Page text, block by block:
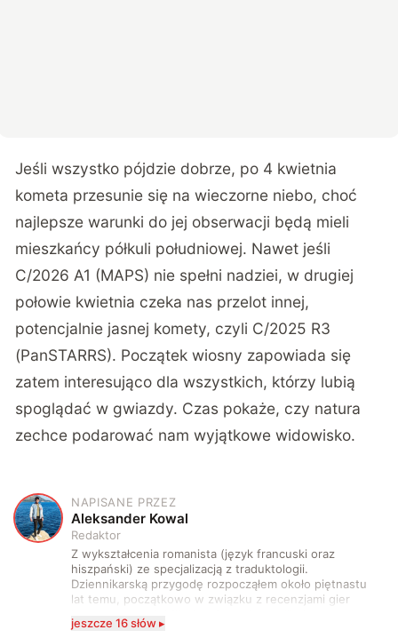
Jeśli wszystko pójdzie dobrze, po 4 kwietnia
kometa przesunie się na wieczorne niebo, choć
najlepsze warunki do jej obserwacji będą mieli
mieszkańcy półkuli południowej. Nawet jeśli
C/2026 A1 (MAPS) nie spełni nadziei, w drugiej
połowie kwietnia czeka nas przelot innej,
potencjalnie jasnej komety, czyli C/2025 R3
(PanSTARRS). Początek wiosny zapowiada się
zatem interesująco dla wszystkich, którzy lubią
spoglądać w gwiazdy. Czas pokaże, czy natura
zechce podarować nam wyjątkowe widowisko.
A
NAPISANE PRZEZ
Aleksander Kowal
Redaktor
Z wykształcenia romanista (język francuski oraz
hiszpański) ze specjalizacją z traduktologii.
Dziennikarską przygodę rozpocząłem około piętnastu
lat temu, początkowo w związku z recenzjami gier
komputerowych i filmów. Obecnie publikuję
zdecydowanie częściej na tematy związane z nauką
jeszcze 16 słów ▸